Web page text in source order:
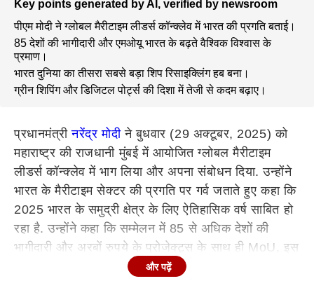
Key points generated by AI, verified by newsroom
पीएम मोदी ने ग्लोबल मैरीटाइम लीडर्स कॉन्क्लेव में भारत की प्रगति बताई।
85 देशों की भागीदारी और एमओयू भारत के बढ़ते वैश्विक विश्वास के
प्रमाण।
भारत दुनिया का तीसरा सबसे बड़ा शिप रिसाइक्लिंग हब बना।
ग्रीन शिपिंग और डिजिटल पोर्ट्स की दिशा में तेजी से कदम बढ़ाए।
प्रधानमंत्रीनरेंद्र मोदीने बुधवार (29 अक्टूबर, 2025) को
महाराष्ट्र की राजधानी मुंबई में आयोजित ग्लोबल मैरीटाइम
लीडर्स कॉन्क्लेव में भाग लिया और अपना संबोधन दिया. उन्होंने
भारत के मैरीटाइम सेक्टर की प्रगति पर गर्व जताते हुए कहा कि
2025 भारत के समुद्री क्षेत्र के लिए ऐतिहासिक वर्ष साबित हो
रहा है. उन्होंने कहा कि सम्मेलन में 85 से अधिक देशों की
भागीदारी और अरबों रुपये के प्रोजेक्ट्स के साथ ही MoU, इस
क्षेत्र में भारत के बढ़ते वैश्विक विश्वास के प्रमाण हैं.
और पढ़ें